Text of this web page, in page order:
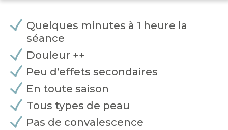
Quelques minutes à 1 heure la
séance
Douleur ++
Peu d’effets secondaires
En toute saison
Tous types de peau
Pas de convalescence